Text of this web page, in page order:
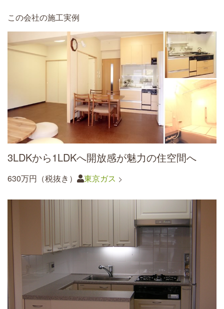
この会社の施工実例
3LDKから1LDKへ開放感が魅力の住空間へ
630万円（税抜き） 東京ガス